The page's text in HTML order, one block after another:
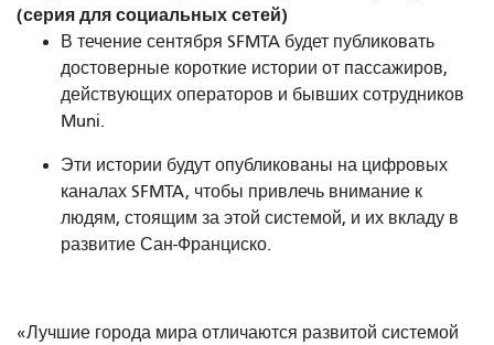
(серия для социальных сетей)
В течение сентября SFMTA будет публиковать
достоверные короткие истории от пассажиров,
действующих операторов и бывших сотрудников
Muni.
Эти истории будут опубликованы на цифровых
каналах SFMTA, чтобы привлечь внимание к
людям, стоящим за этой системой, и их вкладу в
развитие Сан-Франциско.
«Лучшие города мира отличаются развитой системой